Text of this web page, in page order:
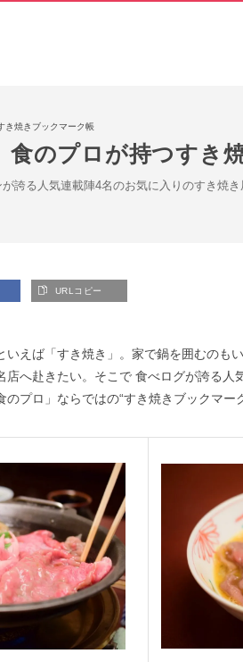
き焼きブックマーク帳
食のプロが持つすき
誇る人気連載陣4名のお気に入りのすき焼き
URLコピー
いえば「すき焼き」。家で鍋を囲むのも
店へ赴きたい。そこで 食べログが誇る人
プロ」ならではの“すき焼きブックマー